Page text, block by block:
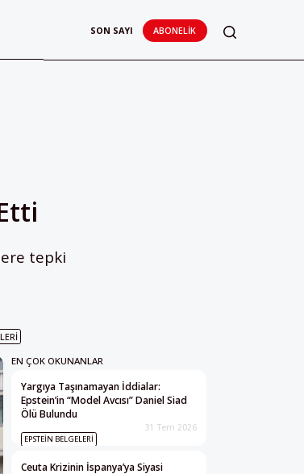
SON SAYI ABONELIK
tepki
EN ÇOK OKUNANLAR
Yargıya Taşınamayan İddialar:
Epstein’in “Model Avcısı” Daniel Siad
Ölü Bulundu
EPSTEIN BELGELERI
31 Tem 2026
Ceuta Krizinin İspanya’ya Siyasi